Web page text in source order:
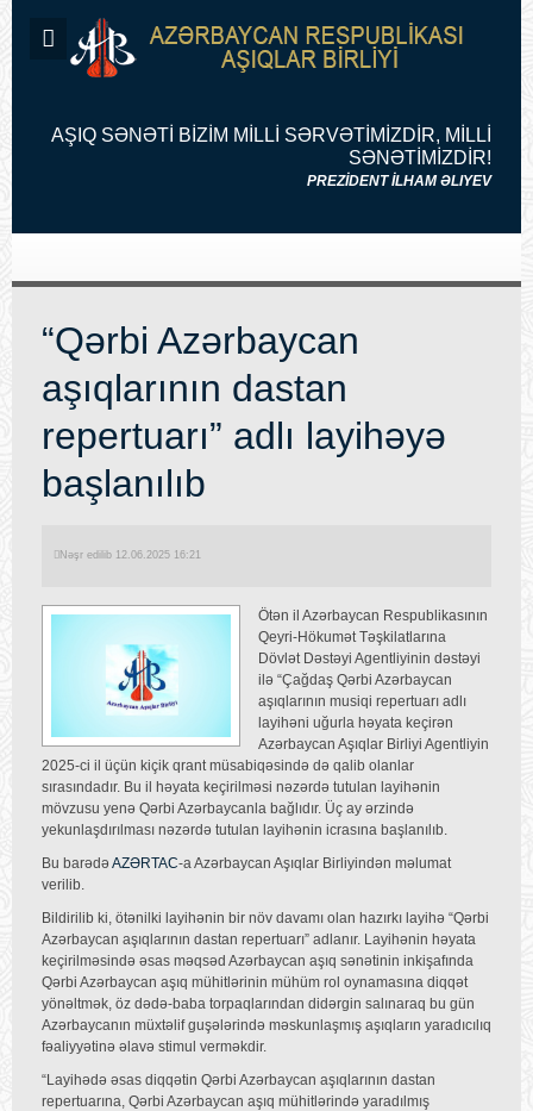
AŞIQ SƏNƏTİ BİZİM MİLLİ SƏRVƏTİMİZDİR, MİLLİ
SƏNƏTİMİZDİR!
PREZİDENT İLHAM ƏLIYEV
“Qərbi Azərbaycan
aşıqlarının dastan
repertuarı” adlı layihəyə
başlanılıb
Nəşr edilib 12.06.2025 16:21
Ötən il Azərbaycan Respublikasının
Qeyri-Hökumət Təşkilatlarına
Dövlət Dəstəyi Agentliyinin dəstəyi
ilə “Çağdaş Qərbi Azərbaycan
aşıqlarının musiqi repertuarı adlı
layihəni uğurla həyata keçirən
Azərbaycan Aşıqlar Birliyi Agentliyin
2025-ci il üçün kiçik qrant müsabiqəsində də qalib olanlar
sırasındadır. Bu il həyata keçirilməsi nəzərdə tutulan layihənin
mövzusu yenə Qərbi Azərbaycanla bağlıdır. Üç ay ərzində
yekunlaşdırılması nəzərdə tutulan layihənin icrasına başlanılıb.
Bu barədə AZƏRTAC-a Azərbaycan Aşıqlar Birliyindən məlumat
verilib.
Bildirilib ki, ötənilki layihənin bir növ davamı olan hazırkı layihə “Qərbi
Azərbaycan aşıqlarının dastan repertuarı” adlanır. Layihənin həyata
keçirilməsində əsas məqsəd Azərbaycan aşıq sənətinin inkişafında
Qərbi Azərbaycan aşıq mühitlərinin mühüm rol oynamasına diqqət
yönəltmək, öz dədə-baba torpaqlarından didərgin salınaraq bu gün
Azərbaycanın müxtəlif guşələrində məskunlaşmış aşıqların yaradıcılıq
fəaliyyətinə əlavə stimul verməkdir.
“Layihədə əsas diqqətin Qərbi Azərbaycan aşıqlarının dastan
repertuarına, Qərbi Azərbaycan aşıq mühitlərində yaradılmış